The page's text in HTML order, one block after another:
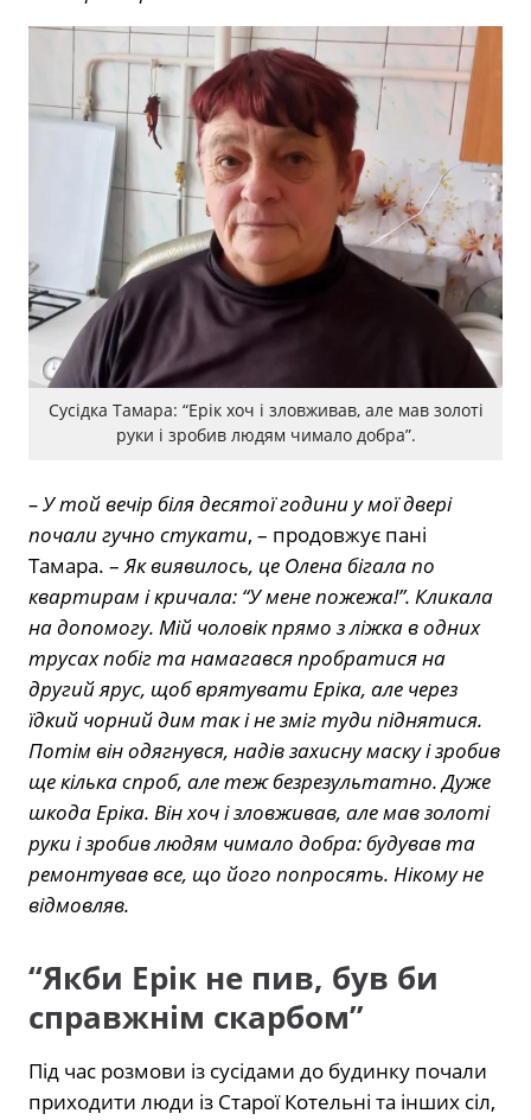
Сусідка Тамара: “Ерік хоч і зловживав, але мав золоті
руки і зробив людям чимало добра”.
– У той вечір біля десятої години у мої двері
почали гучно стукати, – продовжує пані
Тамара. –Як виявилось, це Олена бігала по
квартирам і кричала: “У мене пожежа!”. Кликала
на допомогу. Мій чоловік прямо з ліжка в одних
трусах побіг та намагався пробратися на
другий ярус, щоб врятувати Еріка, але через
їдкий чорний дим так і не зміг туди піднятися.
Потім він одягнувся, надів захисну маску і зробив
ще кілька спроб, але теж безрезультатно. Дуже
шкода Еріка. Він хоч і зловживав, але мав золоті
руки і зробив людям чимало добра: будував та
ремонтував все, що його попросять. Нікому не
відмовляв.
“Якби Ерік не пив, був би
справжнім скарбом”
Під час розмови із сусідами до будинку почали
приходити люди із Старої Котельні та інших сіл,